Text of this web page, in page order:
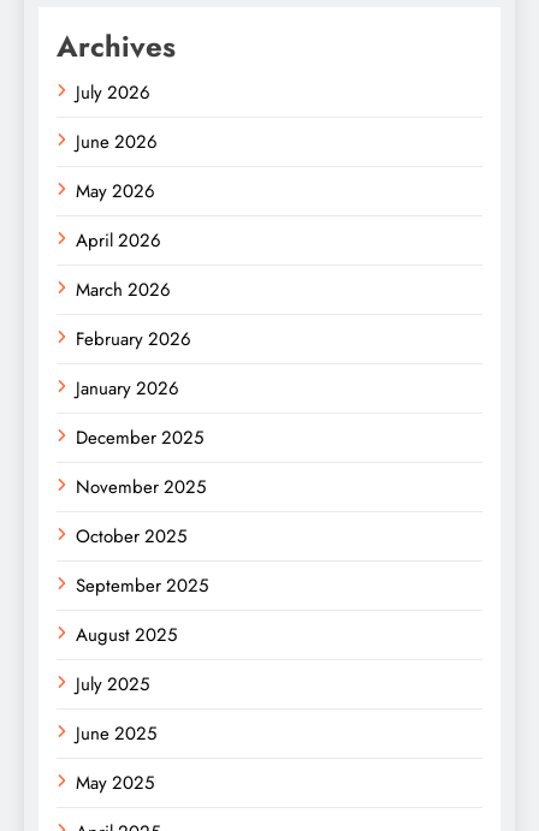
Archives
July 2026
June 2026
May 2026
April 2026
March 2026
February 2026
January 2026
December 2025
November 2025
October 2025
September 2025
August 2025
July 2025
June 2025
May 2025